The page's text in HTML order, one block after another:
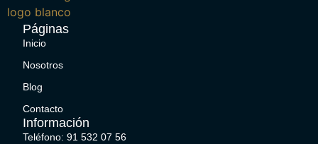
Páginas
Inicio
Nosotros
Blog
Contacto
Información
Teléfono: 91 532 07 56